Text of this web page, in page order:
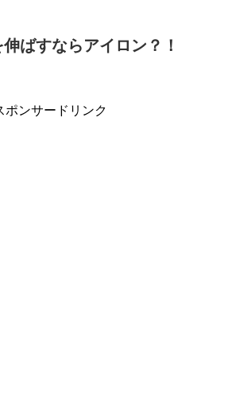
ばすならアイロン？！
ポンサードリンク